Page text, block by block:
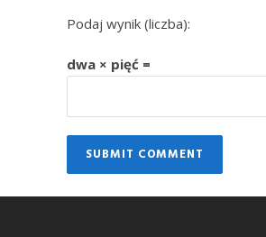
Podaj wynik (liczba):
dwa × pięć =